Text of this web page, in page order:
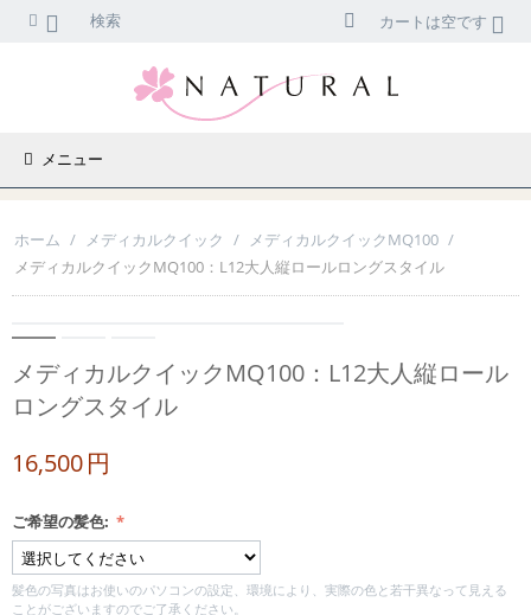
検索 カートは空です
メニュー
ホーム / メディカルクイック / メディカルクイックMQ100 /
メディカルクイックMQ100：L12大人縦ロールロングスタイル
メディカルクイックMQ100：L12大人縦ロール
ロングスタイル
16,500円
ご希望の髪色:
髪色の写真はお使いのパソコンの設定、環境により、実際の色と若干異なって見える
ことがございますのでご了承ください。